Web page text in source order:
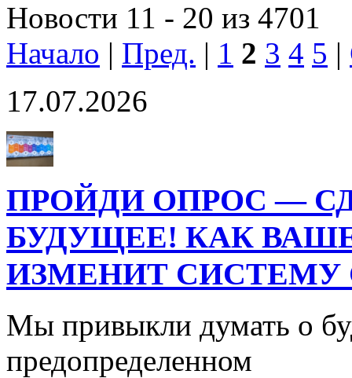
Новости 11 - 20 из 4701
Начало | Пред. | 1 2 3 4 5 |
17.07.2026
ПРОЙДИ ОПРОС —
БУДУЩЕЕ! КАК
ИЗМЕНИТ СИСТЕМУ
Мы привыкли думать о
предопределенном